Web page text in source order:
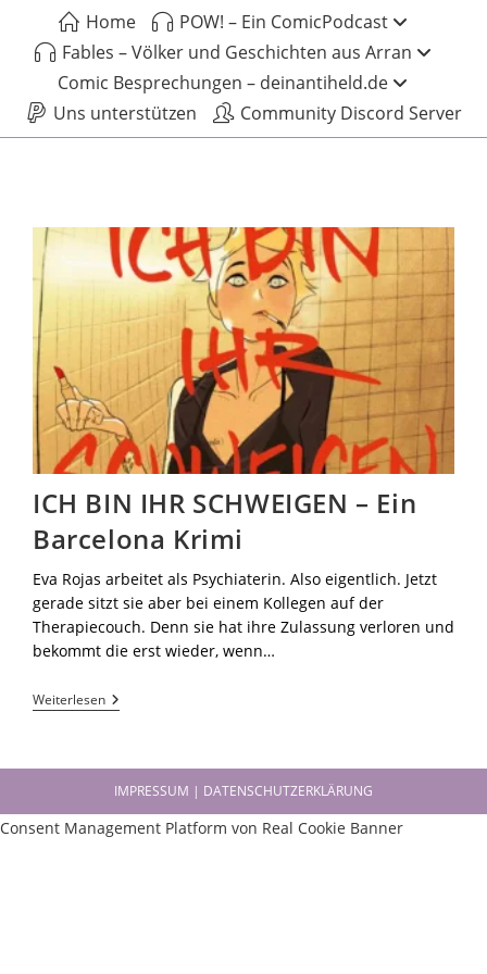
Home
POW! – Ein ComicPodcast
Fables – Völker und Geschichten aus Arran
Comic Besprechungen – deinantiheld.de
Uns unterstützen
Community Discord Server
ICH BIN IHR SCHWEIGEN – Ein
Barcelona Krimi
Eva Rojas arbeitet als Psychiaterin. Also eigentlich. Jetzt
gerade sitzt sie aber bei einem Kollegen auf der
Therapiecouch. Denn sie hat ihre Zulassung verloren und
bekommt die erst wieder, wenn…
Weiterlesen
IMPRESSUM | DATENSCHUTZERKLÄRUNG
Consent Management Platform von Real Cookie Banner